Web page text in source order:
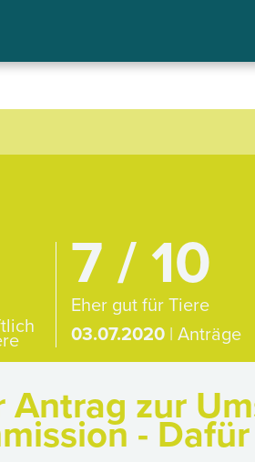
7 / 10
Eher gut für Tiere
03.07.2020 | Anträge
zur
- Dafür